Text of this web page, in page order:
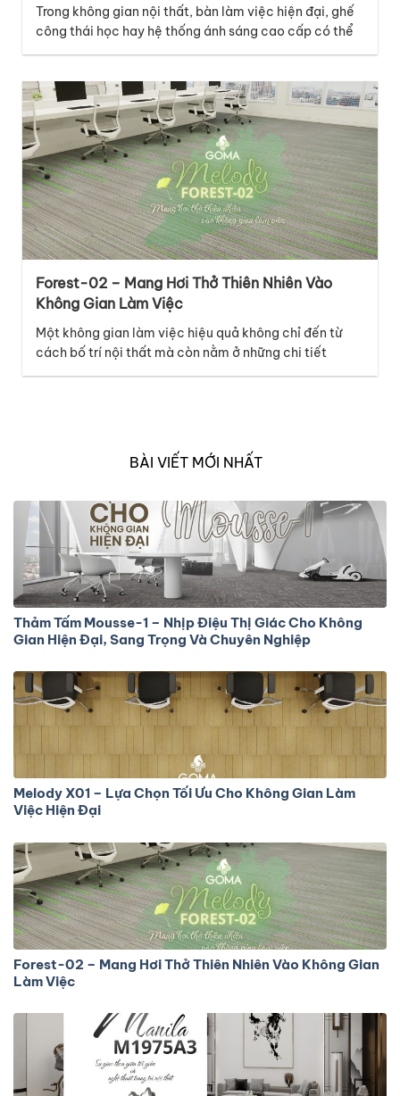
Trong không gian nội thất, bàn làm việc hiện đại, ghế
công thái học hay hệ thống ánh sáng cao cấp có thể
Với thiết kế thuộc bộ sưu tập…
Forest-02 – Mang Hơi Thở Thiên Nhiên Vào
Không Gian Làm Việc
Một không gian làm việc hiệu quả không chỉ đến từ
cách bố trí nội thất mà còn nằm ở những chi tiết
BÀI VIẾT MỚI NHẤT
Thảm Tấm Mousse-1 – Nhịp Điệu Thị Giác Cho Không
Gian Hiện Đại, Sang Trọng Và Chuyên Nghiệp
Melody X01 – Lựa Chọn Tối Ưu Cho Không Gian Làm
Việc Hiện Đại
Forest-02 – Mang Hơi Thở Thiên Nhiên Vào Không Gian
Làm Việc